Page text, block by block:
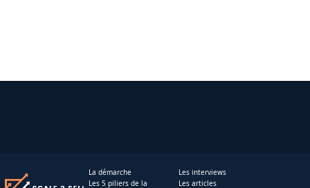
La démarche
Les 5 piliers de la
Les interviews
Les articles